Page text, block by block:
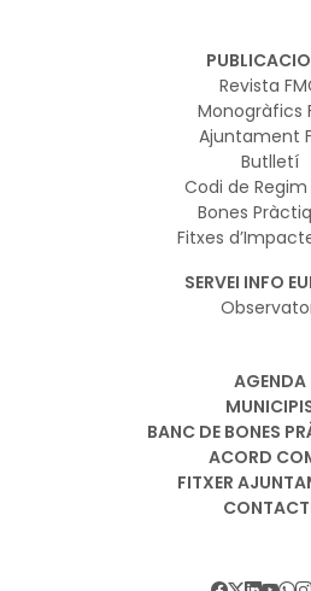
Revista
Monogràfics
Ajuntament
Butlletí
Codi de Regim
Bones
Fitxes
SERVEI INFO
AGENDA
BANC DE BONES
ACORD
FITXER